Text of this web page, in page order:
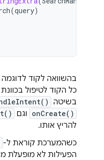
(query)
בהשוואה לקוד
כל הקוד לטיפול
בשיטה
onCreate() וגם
להריץ אותו.
כשהמערכת קוראת ל-
הפעילות לא מופעלת